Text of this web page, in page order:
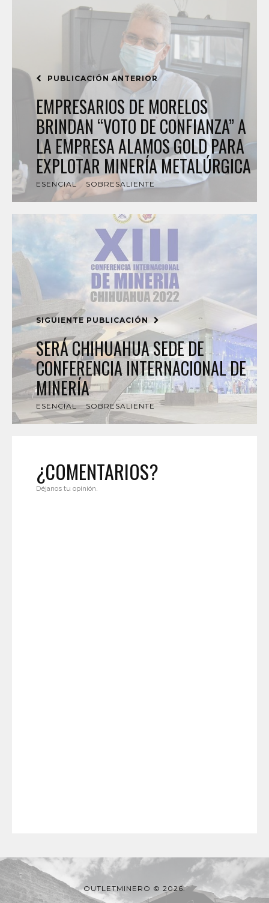
PUBLICACIÓN ANTERIOR
EMPRESARIOS DE MORELOS
BRINDAN “VOTO DE CONFIANZA” A
LA EMPRESA ALAMOS GOLD PARA
EXPLOTAR MINERÍA METALÚRGICA
ESENCIAL SOBRESALIENTE
SIGUIENTE PUBLICACIÓN
SERÁ CHIHUAHUA SEDE DE
CONFERENCIA INTERNACIONAL DE
MINERÍA
ESENCIAL SOBRESALIENTE
¿COMENTARIOS?
Déjanos tu opinión.
OUTLETMINERO © 2026.